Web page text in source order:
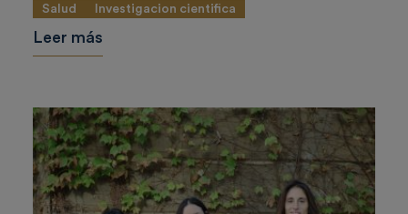
Salud Investigacion cientifica
Leer más